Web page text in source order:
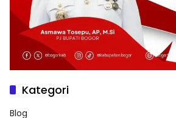
Kategori
Blog